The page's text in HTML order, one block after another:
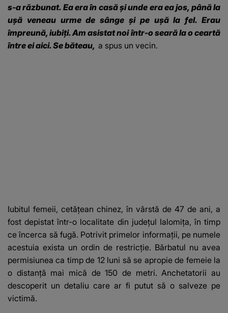
s-a răzbunat. Ea era în casă şi unde era ea jos, până la
uşă veneau urme de sânge şi pe uşă la fel. Erau
împreună, iubiţi. Am asistat noi într-o seară la o ceartă
între ei aici. Se băteau, a spus un vecin.
Iubitul femeii, cetățean chinez, în vârstă de 47 de ani, a
fost depistat într-o localitate din județul Ialomița, în timp
ce încerca să fugă. Potrivit primelor informații, pe numele
acestuia exista un ordin de restricție. Bărbatul nu avea
permisiunea ca timp de 12 luni să se apropie de femeie la
o distanță mai mică de 150 de metri. Anchetatorii au
descoperit un detaliu care ar fi putut să o salveze pe
victimă.